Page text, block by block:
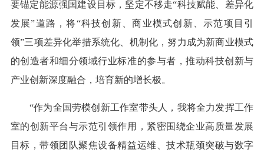
要锚定能源强国建设目标，坚定不移走“科技赋能、差异化
发展”道路，将“科技创新、商业模式创新、示范项目引
领”三项差异化举措系统化、机制化，努力成为新商业模式
的创造者和细分领域行业标准的参与者，推动科技创新与
产业创新深度融合，培育新的增长极。
“作为全国劳模创新工作室带头人，我将全力发挥工作
室的创新平台与示范引领作用，紧密围绕企业高质量发展
目标，带领团队聚焦设备精益运维、技术瓶颈突破与数字